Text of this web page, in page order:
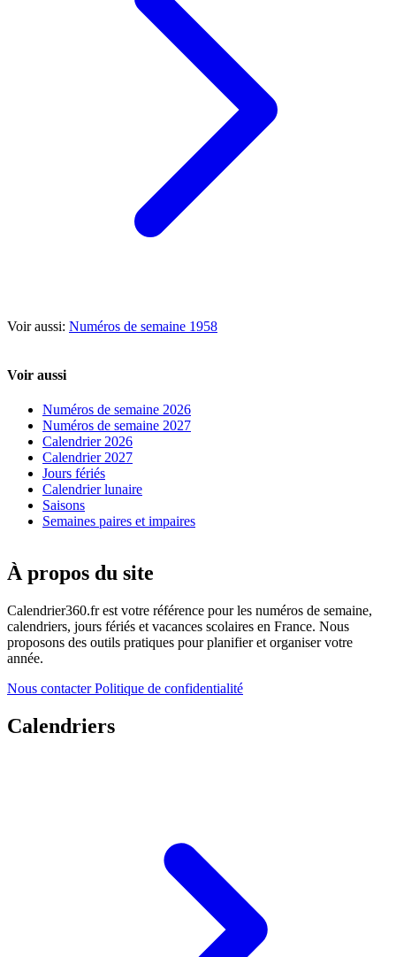
Voir aussi: Numéros de semaine 1958
Voir aussi
Numéros de semaine 2026
Numéros de semaine 2027
Calendrier 2026
Calendrier 2027
Jours fériés
Calendrier lunaire
Saisons
Semaines paires et impaires
À propos du site
Calendrier360.fr est votre référence pour les numéros de semaine,
calendriers, jours fériés et vacances scolaires en France. Nous
proposons des outils pratiques pour planifier et organiser votre
année.
Nous contacterPolitique de confidentialité
Calendriers